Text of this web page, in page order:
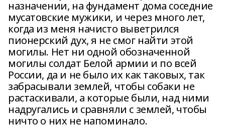
назначении, на фундамент дома соседние
мусатовские мужики, и через много лет,
когда из меня начисто выветрился
пионерский дух, я не смог найти этой
могилы. Нет ни одной обозначенной
могилы солдат Белой армии и по всей
России, да и не было их как таковых, так
забрасывали землей, чтобы собаки не
растаскивали, а которые были, над ними
надругались и сравняли с землей, чтобы
ничто о них не напоминало.